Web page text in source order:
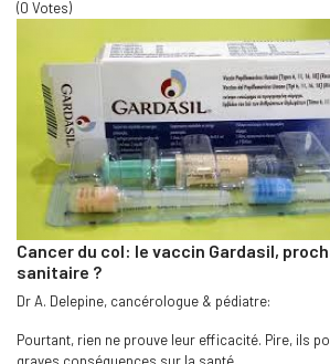
(0 Votes)
Cancer du col: le vaccin Gardasil,
sanitaire ?
Dr A. Delepine, cancérologue & pédiatre:
Pourtant, rien ne prouve leur efficacité. Pire, ils
graves conséquences sur la santé.